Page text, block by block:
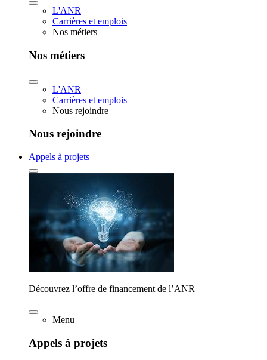
L'ANR
Carrières et emplois
Nos métiers
Nos métiers
L'ANR
Carrières et emplois
Nous rejoindre
Nous rejoindre
Appels à projets
Découvrez l’offre de financement de l’ANR
Menu
Appels à projets